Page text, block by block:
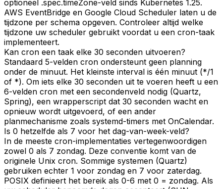
optioneel .spec.timeZone-veld sinds Kubernetes 1.25.
AWS EventBridge en Google Cloud Scheduler laten u de
tijdzone per schema opgeven. Controleer altijd welke
tijdzone uw scheduler gebruikt voordat u een cron-taak
implementeert.
Kan cron een taak elke 30 seconden uitvoeren?
Standaard 5-velden cron ondersteunt geen planning
onder de minuut. Het kleinste interval is één minuut (*/1
of *). Om iets elke 30 seconden uit te voeren heeft u een
6-velden cron met een secondenveld nodig (Quartz,
Spring), een wrapperscript dat 30 seconden wacht en
opnieuw wordt uitgevoerd, of een ander
planmechanisme zoals systemd-timers met OnCalendar.
Is 0 hetzelfde als 7 voor het dag-van-week-veld?
In de meeste cron-implementaties vertegenwoordigen
zowel 0 als 7 zondag. Deze conventie komt van de
originele Unix cron. Sommige systemen (Quartz)
gebruiken echter 1 voor zondag en 7 voor zaterdag.
POSIX definieert het bereik als 0-6 met 0 = zondag. Als